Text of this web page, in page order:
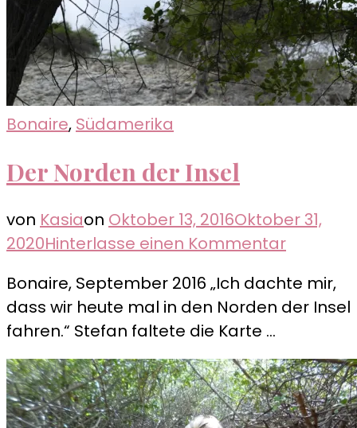
Bonaire, Südamerika
Der Norden der Insel
von Kasiaon Oktober 13, 2016Oktober 31,
2020Hinterlasse einen Kommentarzu
Norden
der
Bonaire, September 2016 „Ich dachte mir,
dass wir heute mal in den Norden der Insel
fahren.“ Stefan faltete die Karte …